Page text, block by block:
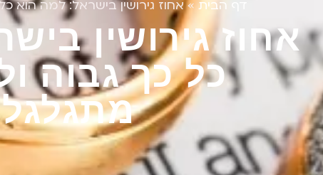
דף הבית»אחוז גירושין בישראל: למה הוא
אחוז גירושין
כל כך גבוה